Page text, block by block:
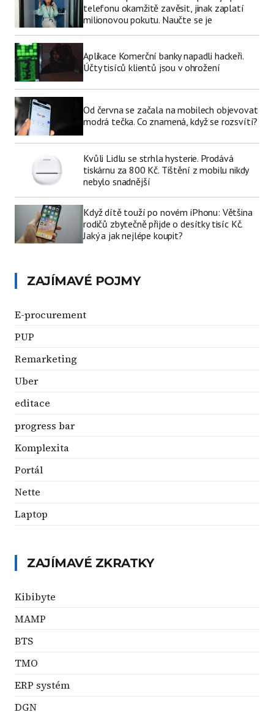
telefonu okamžitě zavěsit, jinak zaplatí
milionovou pokutu. Naučte se je
Aplikace Komerční banky napadli hackeři.
Účty tisíců klientů jsou v ohrožení
Od června se začala na mobilech objevovat
modrá tečka. Co znamená, když se rozsvítí?
Kvůli Lidlu se strhla hysterie. Prodává
tiskárnu za 800 Kč. Tištění z mobilu nikdy
nebylo snadnější
Když dítě touží po novém iPhonu: Většina
rodičů zbytečně přijde o desítky tisíc Kč.
Jaký a jak nejlépe koupit?
ZAJÍMAVÉ POJMY
E-procurement
PUP
Remarketing
Uber
editace
progress bar
Komplexita
Portál
Nette
Laptop
ZAJÍMAVÉ ZKRATKY
Kibibyte
MAMP
BTS
TMO
ERP systém
DGN